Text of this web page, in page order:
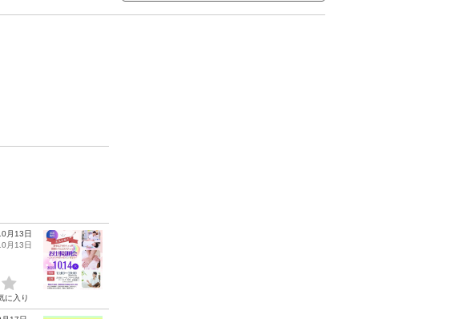
月13日
月13日
に入り